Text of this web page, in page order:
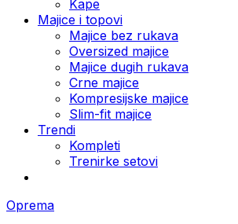
Kape
Majice i topovi
Majice bez rukava
Oversized majice
Majice dugih rukava
Crne majice
Kompresijske majice
Slim-fit majice
Trendi
Kompleti
Trenirke setovi
Oprema